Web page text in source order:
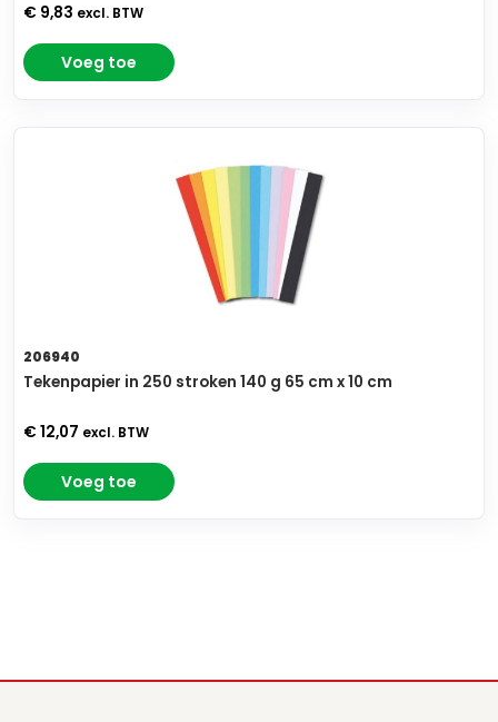
€ 9,83 excl. BTW
Voeg toe
206940
Tekenpapier in 250 stroken 140 g 65 cm x 10 cm
€ 12,07 excl. BTW
Voeg toe